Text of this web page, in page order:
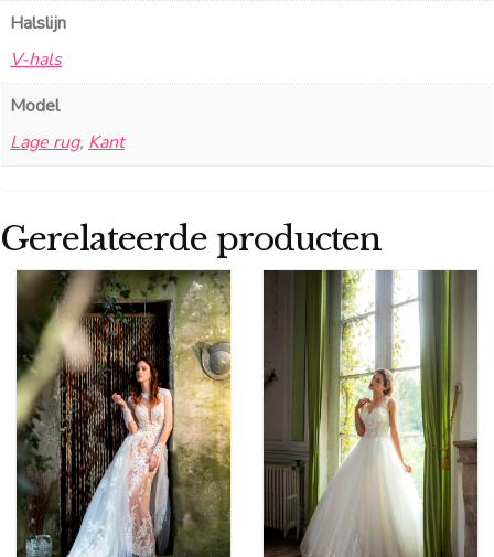
Halslijn
V-hals
Model
Lage rug, Kant
Gerelateerde producten